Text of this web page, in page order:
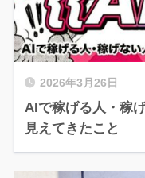
2026年3月26日
AIで稼げる人・稼
見えてきたこと